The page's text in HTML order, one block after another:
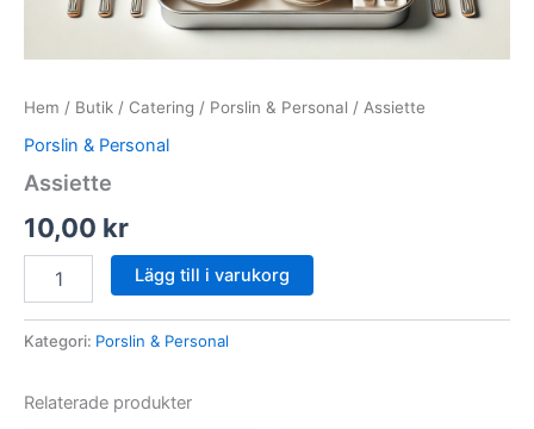
Hem / Butik / Catering / Porslin & Personal / Assiette
Porslin & Personal
Assiette
10,00 kr
mängd
Lägg till i varukorg
Kategori: Porslin & Personal
Relaterade produkter